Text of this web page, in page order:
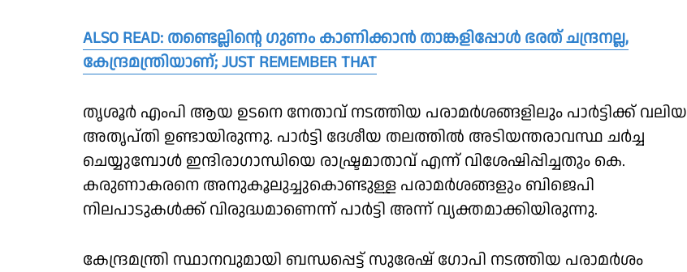
ALSO READ: തണ്ടെല്ലിന്റെ ഗുണം കാണിക്കാന്‍ താങ്കളിപ്പോള്‍ ഭരത് ചന്ദ്രനല്ല,
കേന്ദ്രമന്ത്രിയാണ്; JUST REMEMBER THAT
തൃശൂർ എംപി ആയ ഉടനെ നേതാവ് നടത്തിയ പരാമർശങ്ങളിലും പാർട്ടിക്ക് വലിയ
അതൃപ്തി ഉണ്ടായിരുന്നു. പാർട്ടി ദേശീയ തലത്തിൽ അടിയന്തരാവസ്ഥ ചർച്ച
ചെയ്യുമ്പോൾ ഇന്ദിരാഗാന്ധിയെ രാഷ്ട്രമാതാവ് എന്ന് വിശേഷിപ്പിച്ചതും കെ.
കരുണാകരനെ അനുകൂലുച്ചുകൊണ്ടുള്ള പരാമർശങ്ങളും ബിജെപി
നിലപാടുകൾക്ക് വിരുദ്ധമാണെന്ന് പാർട്ടി അന്ന് വ്യക്തമാക്കിയിരുന്നു.
കേന്ദ്രമന്ത്രി സ്ഥാനവുമായി ബന്ധപ്പെട്ട് സുരേഷ് ഗോപി നടത്തിയ പരാമർശം